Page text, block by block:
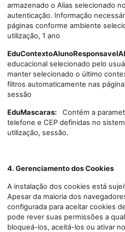
armazenado o Alias selecionado
autenticação. Informação
páginas conforme ambiente
utilização, 1 ano
educacional selecionado pelo
manter selecionado o último
filtros automaticamente nas
sessão
EduMascaras: Contém a
telefone e CEP definidas no
utilização, sessão.
4. Gerenciamento dos Cookies
A instalação dos cookies está
Apesar da maioria dos
configurada para aceitar cookies
pode rever suas permissões a
bloqueá-los, aceitá-los ou ativar